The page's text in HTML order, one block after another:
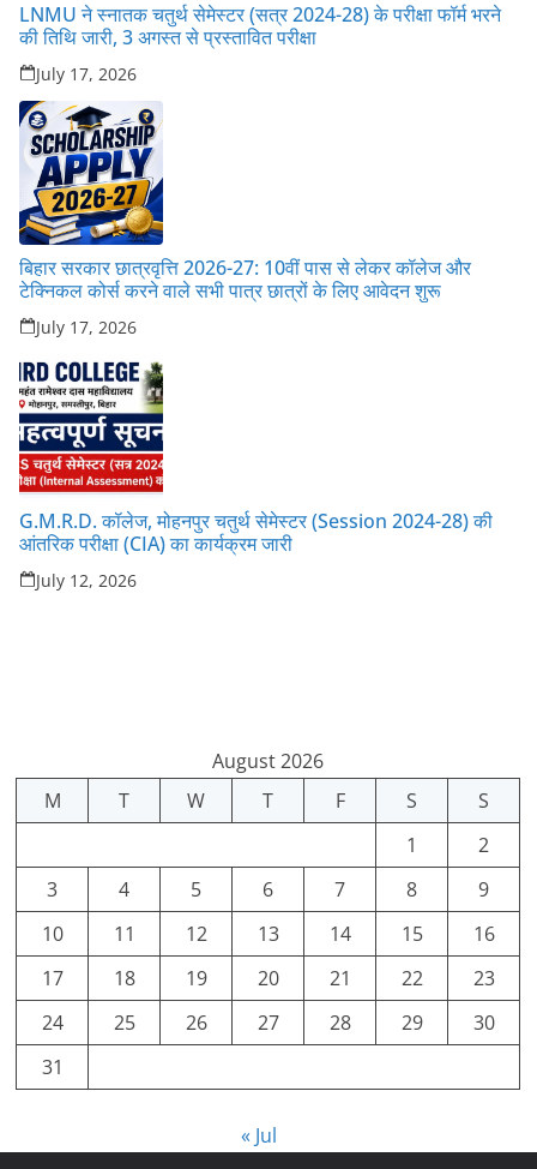
LNMU ने स्नातक चतुर्थ सेमेस्टर (सत्र 2024-28) के परीक्षा फॉर्म भरने
की तिथि जारी, 3 अगस्त से प्रस्तावित परीक्षा
July 17, 2026
बिहार सरकार छात्रवृत्ति 2026-27: 10वीं पास से लेकर कॉलेज और
टेक्निकल कोर्स करने वाले सभी पात्र छात्रों के लिए आवेदन शुरू
July 17, 2026
G.M.R.D. कॉलेज, मोहनपुर चतुर्थ सेमेस्टर (Session 2024-28) की
आंतरिक परीक्षा (CIA) का कार्यक्रम जारी
July 12, 2026
August 2026
M
T W T F S
S
1
2
3
4 5 6 7 8
9
10
11 12 13 14 15
16
17
18 19 20 21 22
23
24
25 26 27 28 29
30
31
« Jul